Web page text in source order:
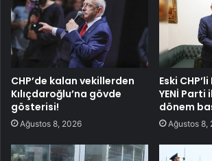
CHP’de kalan vekillerden
Kılıçdaroğlu’na gövde
gösterisi!
Ağustos 8, 2026
Eski
YENİ
dönem
Ağustos 8,